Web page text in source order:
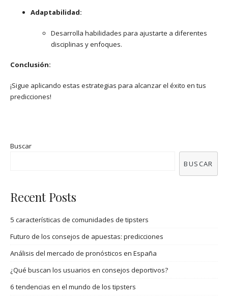
Adaptabilidad:
Desarrolla habilidades para ajustarte a diferentes
disciplinas y enfoques.
Conclusión:
¡Sigue aplicando estas estrategias para alcanzar el éxito en tus
predicciones!
Buscar
BUSCAR
Recent Posts
5 características de comunidades de tipsters
Futuro de los consejos de apuestas: predicciones
Análisis del mercado de pronósticos en España
¿Qué buscan los usuarios en consejos deportivos?
6 tendencias en el mundo de los tipsters